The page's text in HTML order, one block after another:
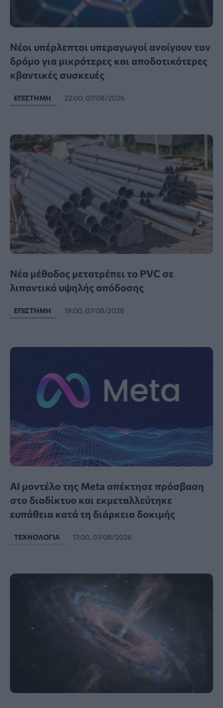
Νέοι υπέρλεπτοι υπεραγωγοί ανοίγουν τον
δρόμο για μικρότερες και αποδοτικότερες
κβαντικές συσκευές
ΕΠΙΣΤΉΜΗ 22:00, 07/08/2026
Νέα μέθοδος μετατρέπει το PVC σε
λιπαντικό υψηλής απόδοσης
ΕΠΙΣΤΉΜΗ 19:00, 07/08/2026
AI μοντέλο της Meta απέκτησε πρόσβαση
στο διαδίκτυο και εκμεταλλεύτηκε
ευπάθεια κατά τη διάρκεια δοκιμής
ΤΕΧΝΟΛΟΓΊΑ 17:00, 07/08/2026